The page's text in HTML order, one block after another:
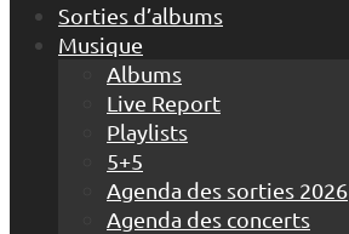
Sorties d’albums
Musique
Albums
Live Report
Playlists
5+5
Agenda des sorties 2026
Agenda des concerts